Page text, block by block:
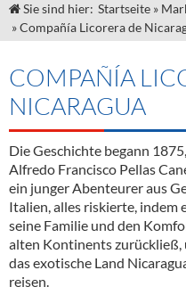
ÜBER UNS
Unser Liefergebiet
Kontakt
Angebote
Gastronomie
Großhandel
"DroughtMaster"
Neuigkeiten
Termine
MARKEN &
Sirup
Spirituosen
Bier
Alkoholfreie Getränke
Kommisionskauf &
Fremddienstleistungen
Sie sind hier: Startseite »
»Compañía Licorera de
COMPAÑÍA
NICARAGUA
Die Geschichte begann
Alfredo Francisco Pellas
ein junger Abenteurer aus
Italien, alles riskierte, indem
seine Familie und den
alten Kontinents zurückließ,
das exotische Land
reisen.